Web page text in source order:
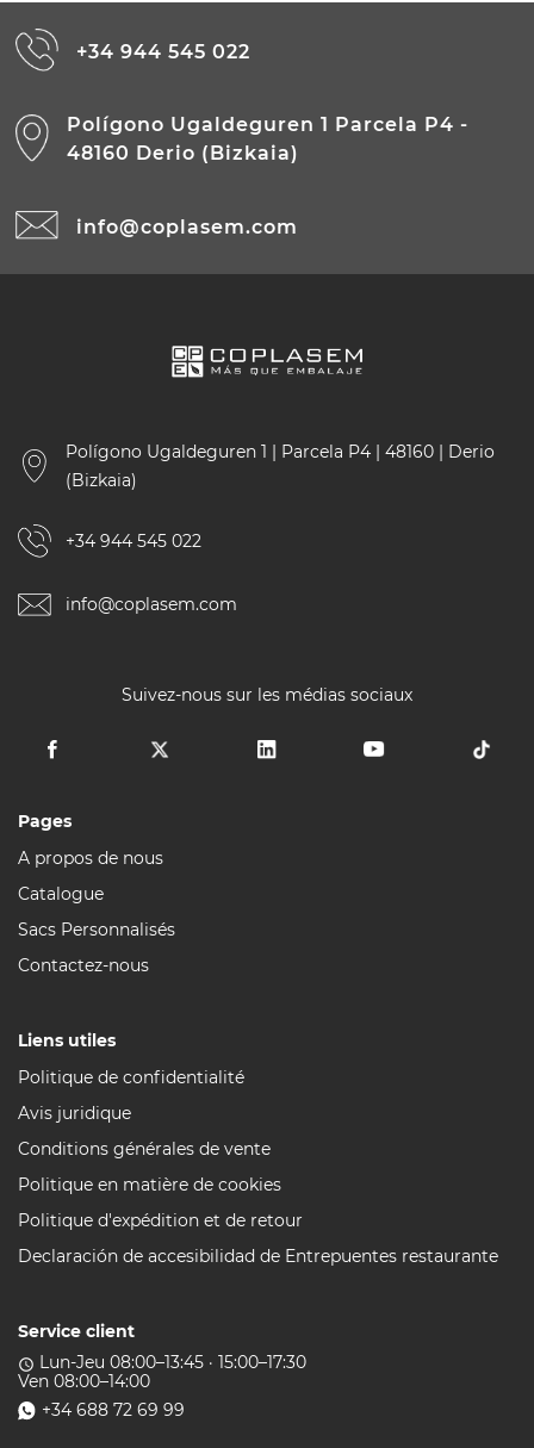
+34 944 545 022
Polígono Ugaldeguren 1 Parcela P4 -
48160 Derio (Bizkaia)
info@coplasem.com
Polígono Ugaldeguren 1 | Parcela P4 | 48160 | Derio
(Bizkaia)
+34 944 545 022
info@coplasem.com
Suivez-nous sur les médias sociaux
Pages
A propos de nous
Catalogue
Sacs Personnalisés
Contactez-nous
Liens utiles
Politique de confidentialité
Avis juridique
Conditions générales de vente
Politique en matière de cookies
Politique d'expédition et de retour
Declaración de accesibilidad de Entrepuentes restaurante
Service client
access_time Lun-Jeu 08:00–13:45 · 15:00–17:30
Ven 08:00–14:00
+34 688 72 69 99